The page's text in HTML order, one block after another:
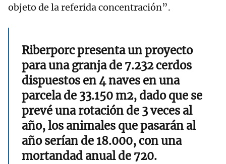
objeto de la referida concentración”.
Riberporc presenta un proyecto
para una granja de 7.232 cerdos
dispuestos en 4 naves en una
parcela de 33.150 m2, dado que se
prevé una rotación de 3 veces al
año, los animales que pasarán al
año serían de 18.000, con una
mortandad anual de 720.